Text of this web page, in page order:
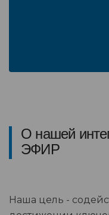
О нашей
ЭФИР
Наша цель -